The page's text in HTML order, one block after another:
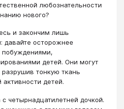
любознательности
нового?
и закончим лишь
осторожнее
детей. Они могут
тонкую ткань
детей.
четырнадцатилетней дочкой.